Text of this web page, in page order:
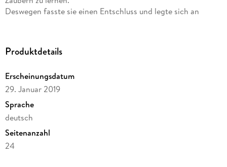
Deswegen fasste sie einen Entschluss und legte sich an
suchen.
der leuchtende Vollmond erhellten ihr den Weg, aber nicht
lange, denn dann kam sie zum finsteren Fichtenwald, in dem,
wie sie gehört hatte, eine echte Hexe leben sollte. Kaum
betrat sie den Wald, hörte sie unheimliche Geräusche, die ihr
Angst machten. Aber weil Rosalinde unbedingt eine echte
Hexe kennenlernen wollte, überwand sie ihre Angst und lief
weiter, immer tiefer in den Wald hinein, so tief, dass sie nicht
Produktdetails
Erscheinungsdatum
29. Januar 2019
Sprache
deutsch
Seitenanzahl
24